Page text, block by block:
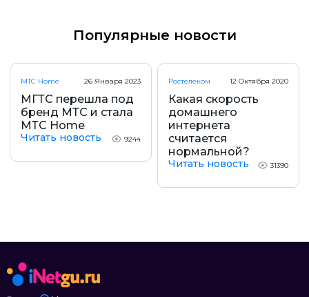
Популярные новости
МТС Home 26 Января 2023
МГТС перешла под
бренд МТС и стала
МТС Home
Читать новость 9244
Ростелеком 12 Октября 2020
Какая скорость
домашнего
интернета
считается
нормальной?
Читать новость 31390